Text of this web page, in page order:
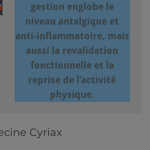
gestion englobe le
niveau antalgique et
anti-inflammatoire, mais
aussi la revalidation
fonctionnelle et la
reprise de l’activité
physique.
Cyriax